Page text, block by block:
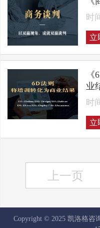
时
立
业
时
立
上一页
Copyright © 2025 凯洛格咨